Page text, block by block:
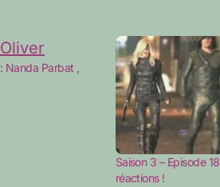
Nanda Parbat ,
Saison 3 – Episode
réactions !